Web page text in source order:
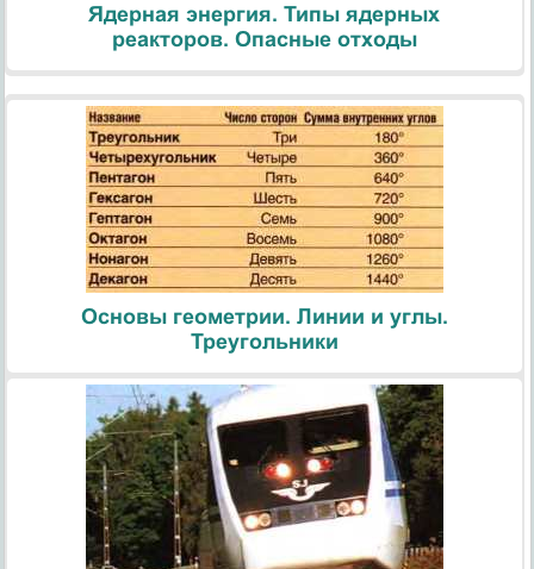
Ядерная энергия. Типы ядерных
реакторов. Опасные отходы
Основы геометрии. Линии и углы.
Треугольники